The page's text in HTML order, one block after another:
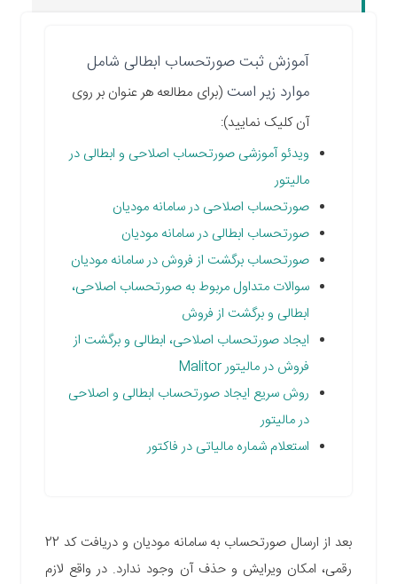
آموزش ثبت صورتحساب ابطالی شامل
موارد زیر است (برای مطالعه هر عنوان بر روی
آن کلیک نمایید):
ویدئو آموزشی صورتحساب اصلاحی و ابطالی در
مالیتور
صورتحساب اصلاحی در سامانه مودیان
صورتحساب ابطالی در سامانه مودیان
صورتحساب برگشت از فروش در سامانه مودیان
سوالات متداول مربوط به صورتحساب اصلاحی،
ابطالی و برگشت از فروش
ایجاد صورتحساب اصلاحی، ابطالی و برگشت از
فروش در مالیتور Malitor
روش سریع ایجاد صورتحساب ابطالی و اصلاحی
در مالیتور
استعلام شماره مالیاتی در فاکتور
بعد از ارسال صورتحساب به سامانه مودیان و دریافت کد 22
رقمی، امکان ویرایش و حذف آن وجود ندارد. در واقع لازم